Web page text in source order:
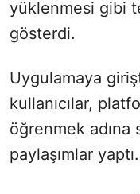
yüklenmesi gibi
gösterdi.
Uygulamaya
kullanıcılar,
öğrenmek adına
paylaşımlar yaptı.